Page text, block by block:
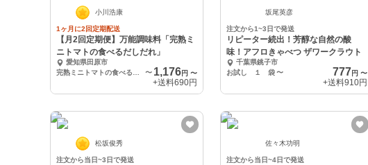
小川浩康
1ヶ月に2回定期配送
【月2回定期便】万能調味料「完熟ミ
ニトマトの食べるだしだれ」
愛知県田原市
〜 1,176円 〜
+送料690円
坂尾英彦
注文から1~3日で発送
リピーター続出！芳醇な自然の酸
味！アフロきゃべつ ザワークラウト
千葉県銚子市
お試し １ 袋 〜 777 円 〜
+送料910円
松坂俊秀
注文から当日~3日で発送
佐々木功明
注文から当日~4日で発送